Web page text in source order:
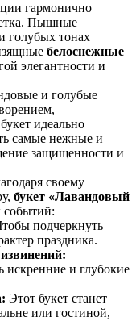
гармонично
Пышные
голубых тонах
белоснежные
элегантности и
и голубые
идеально
самые нежные и
защищенности и
своему
букет «Лавандовый
событий:
подчеркнуть
праздника.
искренние и глубокие
Этот букет станет
или гостиной,